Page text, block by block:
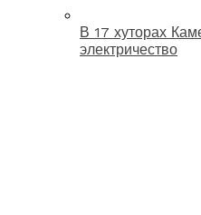
В 17 хуторах
электричество